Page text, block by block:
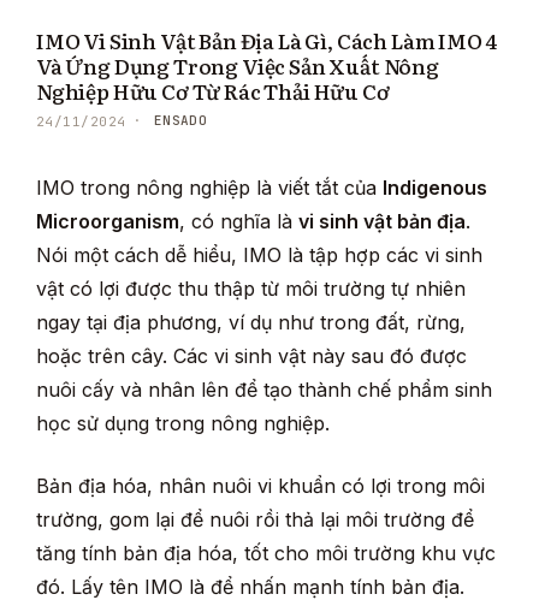
IMO Vi Sinh Vật Bản Địa Là Gì, Cách Làm IMO 4
Và Ứng Dụng Trong Việc Sản Xuất Nông
Nghiệp Hữu Cơ Từ Rác Thải Hữu Cơ
24/11/2024 ENSADO
IMO trong nông nghiệp là viết tắt của Indigenous
Microorganism, có nghĩa là vi sinh vật bản địa.
Nói một cách dễ hiểu, IMO là tập hợp các vi sinh
vật có lợi được thu thập từ môi trường tự nhiên
ngay tại địa phương, ví dụ như trong đất, rừng,
hoặc trên cây. Các vi sinh vật này sau đó được
nuôi cấy và nhân lên để tạo thành chế phẩm sinh
học sử dụng trong nông nghiệp.
Bản địa hóa, nhân nuôi vi khuẩn có lợi trong môi
trường, gom lại để nuôi rồi thả lại môi trường để
tăng tính bản địa hóa, tốt cho môi trường khu vực
đó. Lấy tên IMO là để nhấn mạnh tính bản địa.